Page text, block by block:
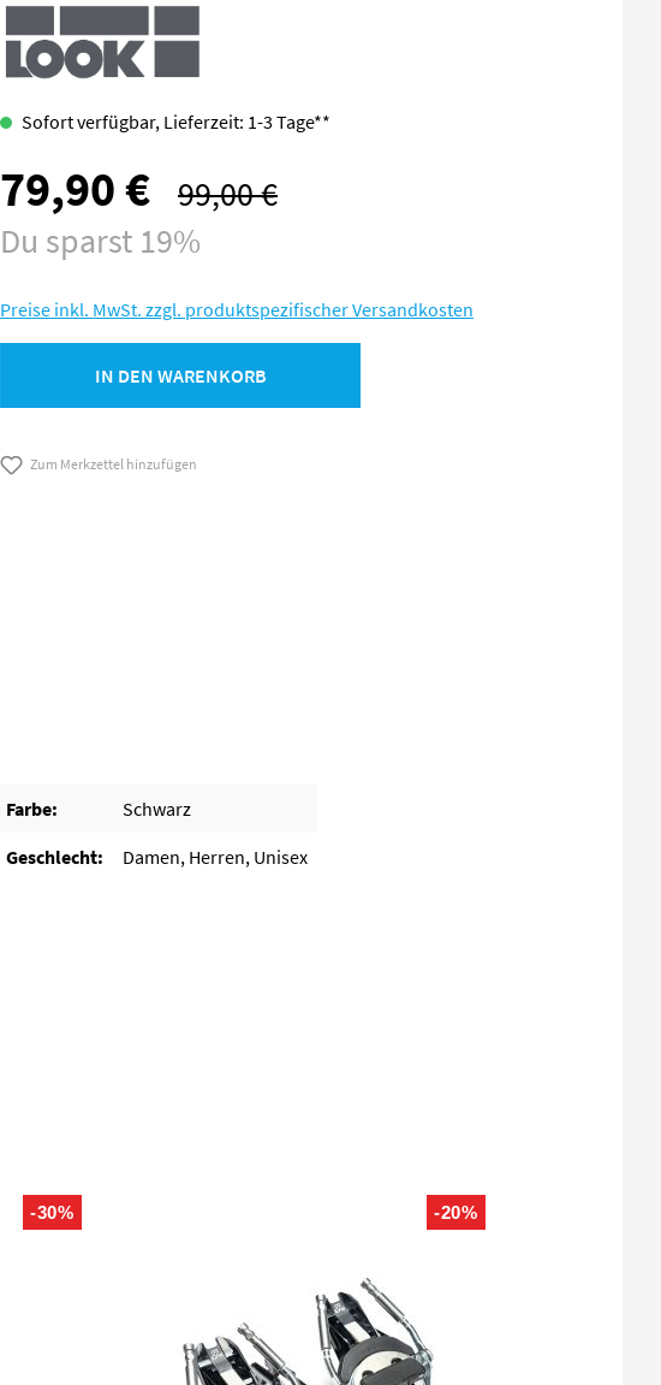
Sofort verfügbar, Lieferzeit: 1-3 Tage**
Verkaufspreis:
79,90 € Regulärer Preis:
99,00 €
Du sparst 19%
Preise inkl. MwSt. zzgl. produktspezifischer Versandkosten
IN DEN WARENKORB
Zum Merkzettel hinzufügen
Farbe:
Schwarz
Geschlecht:
Damen, Herren, Unisex
-30% -20%